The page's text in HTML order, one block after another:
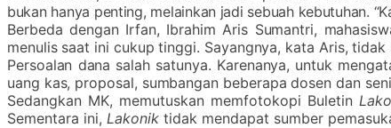
bukan hanya penting, melainkan jadi sebuah kebutuhan.
Berbeda dengan Irfan, Ibrahim Aris Sumantri,
menulis saat ini cukup tinggi. Sayangnya, kata Aris,
Persoalan dana salah satunya. Karenanya, untuk
uang kas, proposal, sumbangan beberapa dosen dan
Sedangkan MK, memutuskan memfotokopi Buletin
Sementara ini, Lakonik tidak mendapat sumber